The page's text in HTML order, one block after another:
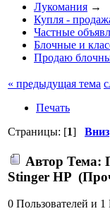
Лукомания →
Купля -
Частные
Блочные и
Продаю
« предыдущая тема
Печать
Страницы: [1] Вниз
Автор Тема:
Stinger HP
0 Пользователей и 1